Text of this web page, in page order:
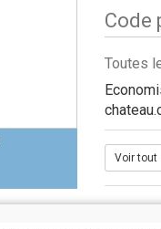
Code
Toutes
Voir tout